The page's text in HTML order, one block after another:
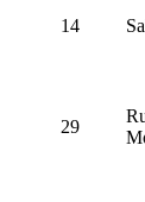
14
29